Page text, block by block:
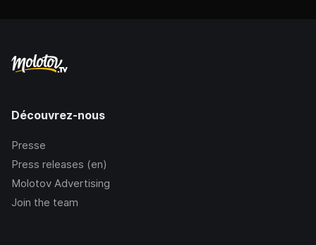
Découvrez-nous
Presse
Press releases (en)
Molotov Advertising
Join the team